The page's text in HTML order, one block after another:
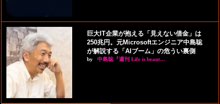
巨大IT企業が抱える「見えない借金」は
250兆円。元Microsoftエンジニア中島聡
が解説する「AIブーム」の危うい裏側
by 中島聡『週刊 Life is beaut…